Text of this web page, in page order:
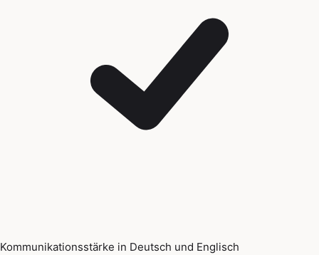
Kommunikationsstärke in Deutsch und Englisch